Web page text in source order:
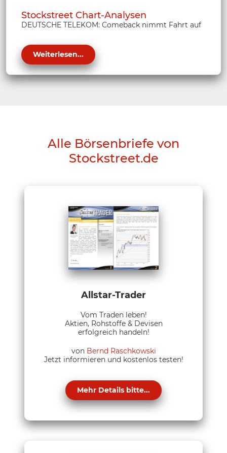
Stockstreet Chart-Analysen
DEUTSCHE TELEKOM: Comeback nimmt Fahrt auf
Weiterlesen...
Alle Börsenbriefe von
Stockstreet.de
Allstar-Trader
Vom Traden leben!
Aktien, Rohstoffe & Devisen
erfolgreich handeln!
von Bernd Raschkowski
Jetzt informieren und kostenlos testen!
Mehr Details bitte...